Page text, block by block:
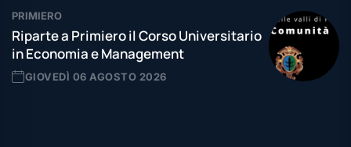
PRIMIERO
Riparte a Primiero il Corso Universitario
in Economia e Management
GIOVEDÌ 06 AGOSTO 2026